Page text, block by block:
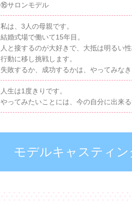
⑯サロンモデル
私は、3人の母親です。
結婚式場で働いて15年目。
人と接するのが大好きで、大抵は明るい
行動に移し挑戦します。
失敗するか、成功するかは、やってみな
人生は1度きりです。
やってみたいことには、今の自分に出来
モデルキャスティ